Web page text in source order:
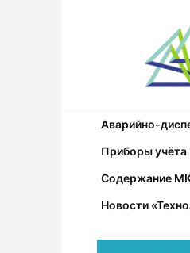
Аварийно-
Приборы учёта
Содержание
Новости